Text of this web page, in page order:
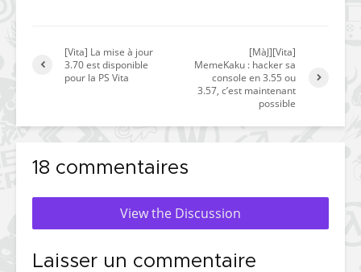
[Vita] La mise à jour
3.70 est disponible
pour la PS Vita
[MàJ][Vita]
MemeKaku : hacker sa
console en 3.55 ou
3.57, c’est maintenant
possible
18 commentaires
View the Discussion
Laisser un commentaire